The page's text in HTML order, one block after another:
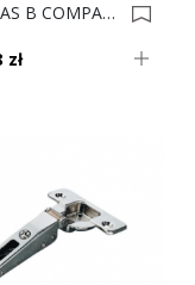
ZAWIAS B COMPACT 107' Ze Sprężyną 38B355AF22 0034472
zł